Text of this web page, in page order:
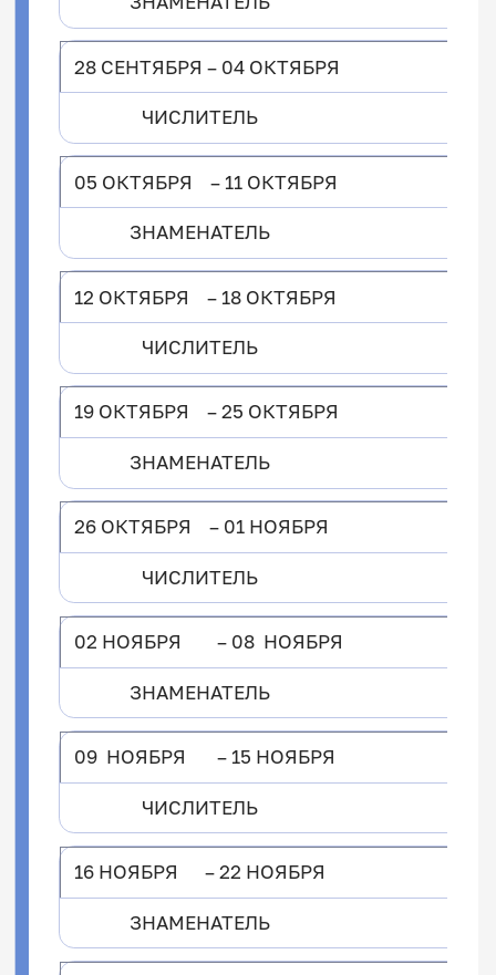
28 СЕНТЯБРЯ – 04 ОКТЯБРЯ
ЧИСЛИТЕЛЬ
05 ОКТЯБРЯ – 11 ОКТЯБРЯ
ЗНАМЕНАТЕЛЬ
12 ОКТЯБРЯ – 18 ОКТЯБРЯ
ЧИСЛИТЕЛЬ
19 ОКТЯБРЯ – 25 ОКТЯБРЯ
ЗНАМЕНАТЕЛЬ
26 ОКТЯБРЯ – 01 НОЯБРЯ
ЧИСЛИТЕЛЬ
02 НОЯБРЯ – 08 НОЯБРЯ
ЗНАМЕНАТЕЛЬ
09 НОЯБРЯ – 15 НОЯБРЯ
ЧИСЛИТЕЛЬ
16 НОЯБРЯ – 22 НОЯБРЯ
ЗНАМЕНАТЕЛЬ